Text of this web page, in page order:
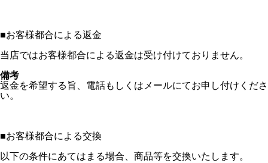
■お客様都合による返金
当店ではお客様都合による返金は受け付けておりません。
備考
返金を希望する旨、電話もしくはメールにてお申し付けくださ
い。
■お客様都合による交換
以下の条件にあてはまる場合、商品等を交換いたします。